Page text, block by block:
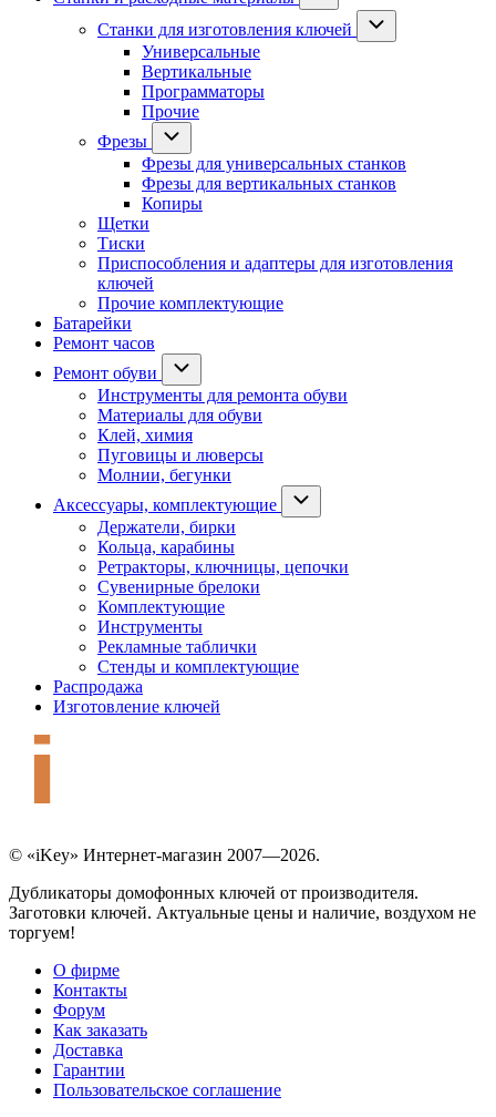
Станки для изготовления ключей
Универсальные
Вертикальные
Программаторы
Прочие
Фрезы
Фрезы для универсальных станков
Фрезы для вертикальных станков
Копиры
Щетки
Тиски
Приспособления и адаптеры для изготовления
ключей
Прочие комплектующие
Батарейки
Ремонт часов
Ремонт обуви
Инструменты для ремонта обуви
Материалы для обуви
Клей, химия
Пуговицы и люверсы
Молнии, бегунки
Аксессуары, комплектующие
Держатели, бирки
Кольца, карабины
Ретракторы, ключницы, цепочки
Сувенирные брелоки
Комплектующие
Инструменты
Рекламные таблички
Стенды и комплектующие
Распродажа
Изготовление ключей
© «iKey» Интернет-магазин 2007—2026.
Дубликаторы домофонных ключей от производителя.
Заготовки ключей. Актуальные цены и наличие, воздухом не
торгуем!
О фирме
Контакты
Форум
Как заказать
Доставка
Гарантии
Пользовательское соглашение